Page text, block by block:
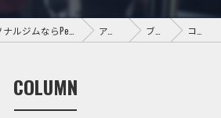
アクセス ブログ コラム
COLUMN